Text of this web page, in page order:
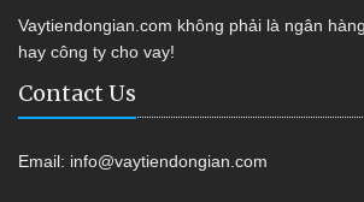
Vaytiendongian.com không phải là ngân
hay công ty cho vay!
Contact Us
Email: info@vaytiendongian.com